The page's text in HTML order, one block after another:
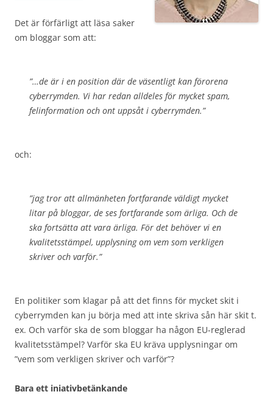
Det är förfärligt att läsa saker
om bloggar som att:
”…de är i en position där de väsentligt kan förorena
cyberrymden. Vi har redan alldeles för mycket spam,
felinformation och ont uppsåt i cyberrymden.”
och:
”jag tror att allmänheten fortfarande väldigt mycket
litar på bloggar, de ses fortfarande som ärliga. Och de
ska fortsätta att vara ärliga. För det behöver vi en
kvalitetsstämpel, upplysning om vem som verkligen
skriver och varför.”
En politiker som klagar på att det finns för mycket skit i
cyberrymden kan ju börja med att inte skriva sån här skit t.
ex. Och varför ska de som bloggar ha någon EU-reglerad
kvalitetsstämpel? Varför ska EU kräva upplysningar om
”vem som verkligen skriver och varför”?
Bara ett iniativbetänkande